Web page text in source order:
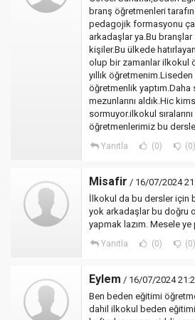
branş öğretmenleri
pedagojik formasyonu
arkadaşlar ya.Bu
kişiler.Bu ülkede
olup bir zamanlar ilkokul
yıllık
öğretmenlik
mezunlarını aldık.Hic
sormuyor.ilkokul sıralarını
öğretmenlerimiz bu
Yanıtla (0) (0)
Misafir / 16/07/2024
İlkokul da bu dersler için
yok arkadaşlar bu doğru
yapmak lazım. Mesele
Yanıtla (0) (0)
Eylem / 16/07/2024
Ben beden eğitimi
dahil ilkokul beden